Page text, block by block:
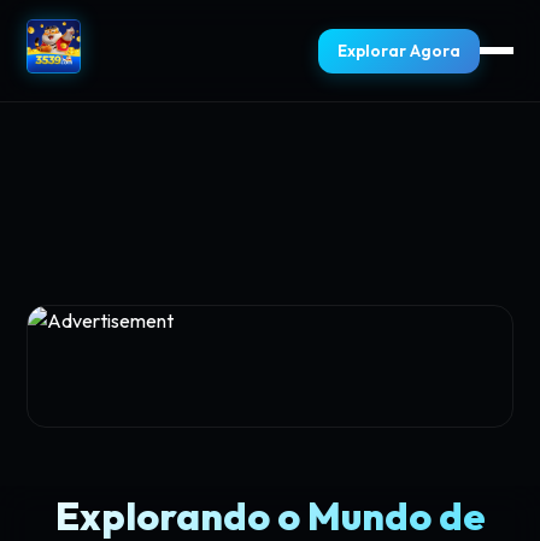
Explorar Agora
Explorando o Mundo de